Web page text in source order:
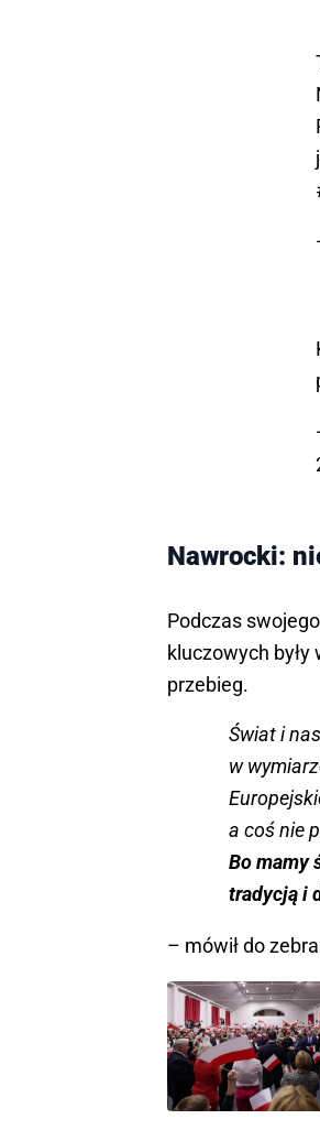
Nawrocki:
Podczas
kluczowych
przebieg.
Świat i
w
a coś nie
Bo mamy
tradycją i
– mówił do